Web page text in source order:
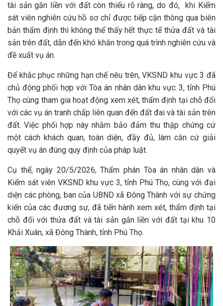
tài sản gắn liền với đất còn thiếu rõ ràng, do đó, khi Kiểm
sát viên nghiên cứu hồ sơ chỉ được tiếp cận thông qua biên
bản thẩm định thì không thể thấy hết thực tế thửa đất và tài
sản trên đất, dẫn đến khó khăn trong quá trình nghiên cứu và
đề xuất vụ án.
Để khắc phục những hạn chế nêu trên, VKSND khu vực 3 đã
chủ động phối hợp với Tòa án nhân dân khu vực 3, tỉnh Phú
Thọ cùng tham gia hoạt động xem xét, thẩm định tại chỗ đối
với các vụ án tranh chấp liên quan đến đất đai và tài sản trên
đất. Việc phối hợp này nhằm bảo đảm thu thập chứng cứ
một cách khách quan, toàn diện, đầy đủ, làm căn cứ giải
quyết vụ án đúng quy định của pháp luật.
Cụ thể, ngày 20/5/2026, Thẩm phán Tòa án nhân dân và
Kiểm sát viên VKSND khu vực 3, tỉnh Phú Thọ, cùng với đại
diện các phòng, ban của UBND xã Đông Thành với sự chứng
kiến của các đương sự, đã tiến hành xem xét, thẩm định tại
chỗ đối với thửa đất và tài sản gắn liền với đất tại khu 10
Khải Xuân, xã Đông Thành, tỉnh Phú Thọ.